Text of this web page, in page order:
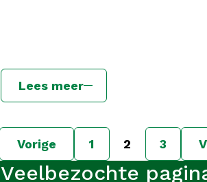
Lees meer
Vorige 1 2 3
Veelbezochte